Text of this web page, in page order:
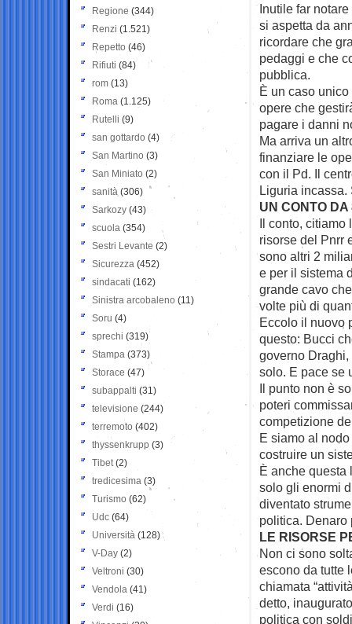
Inutile far
si aspetta da
ricordare che
pedaggi e che
pubblica.
È un caso
opere che
pagare i danni
Ma arriva un
finanziare le
con il Pd. Il
Liguria incassa.
UN CONTO
Il conto, citiamo
risorse del Pnrr
sono altri 2
e per il sistema
grande cavo
volte più di
Eccolo il nuovo
questo: Bucci
governo Draghi,
solo. E pace se
Il punto non è
poteri
competizione
E siamo al
costruire un
È anche questa
solo gli enormi
diventato
politica. Denaro
LE RISORSE
Non ci sono
escono da tutte
chiamata
detto,
politica con
Regione (344)
Renzi (1.521)
Repetto (46)
Rifiuti (84)
rom (13)
Roma (1.125)
Rutelli (9)
san gottardo (4)
San Martino (3)
San Miniato (2)
sanità (306)
Sarkozy (43)
scuola (354)
Sestri Levante (2)
Sicurezza (452)
sindacati (162)
Sinistra arcobaleno (11)
Soru (4)
sprechi (319)
Stampa (373)
Storace (47)
subappalti (31)
televisione(244)
terremoto (402)
thyssenkrupp (3)
Tibet(2)
tredicesima (3)
Turismo (62)
Udc (64)
Università (128)
V-Day (2)
Veltroni (30)
Vendola (41)
Verdi (16)